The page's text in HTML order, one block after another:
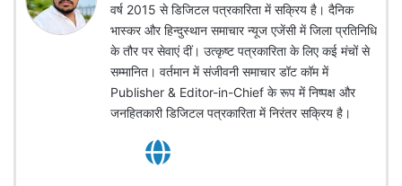
वर्ष 2015 से डिजिटल पत्रकारिता में सक्रिय है। दैनिक
भास्कर और हिन्दुस्थान समाचार न्यूज एजेंसी में जिला प्रतिनिधि
के तौर पर सेवाएं दीं। उत्कृष्ट पत्रकारिता के लिए कई मंचों से
सम्मानित। वर्तमान में संजीवनी समाचार डॉट कॉम में
Publisher & Editor-in-Chief के रूप में निष्पक्ष और
जनहितकारी डिजिटल पत्रकारिता में निरंतर सक्रिय है।